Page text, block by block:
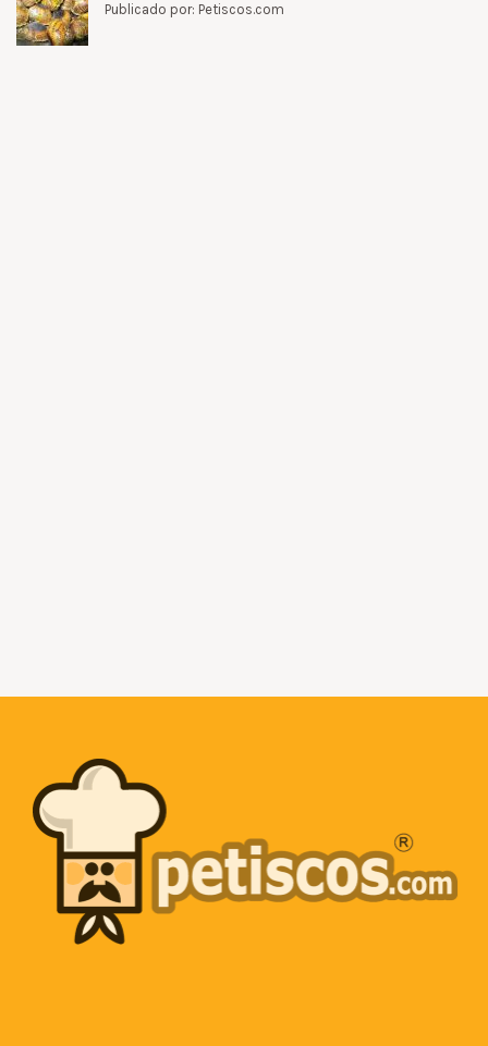
Publicado por: Petiscos.com